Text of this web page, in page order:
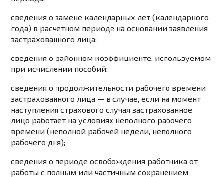
сведения о замене календарных лет (календарного
года) в расчетном периоде на основании заявления
застрахованного лица;
сведения о районном коэффициенте, используемом
при исчислении пособий;
сведения о продолжительности рабочего времени
застрахованного лица — в случае, если на момент
наступления страхового случая застрахованное
лицо работает на условиях неполного рабочего
времени (неполной рабочей недели, неполного
рабочего дня);
сведения о периоде освобождения работника от
работы с полным или частичным сохранением